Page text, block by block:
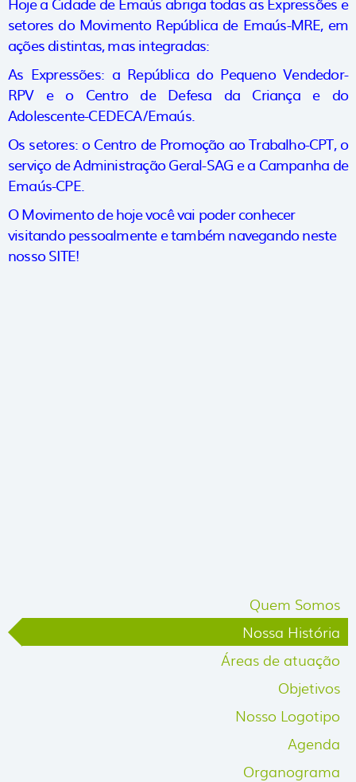
setores do Movimento República de Emaús-MRE, em
ações distintas, mas integradas:
As Expressões: a República do Pequeno Vendedor-
RPV e o Centro de Defesa da Criança e do
Adolescente-CEDECA/Emaús.
Os setores: o Centro de Promoção ao Trabalho-CPT, o
serviço de Administração Geral-SAG e a Campanha de
Emaús-CPE.
O Movimento de hoje você vai poder conhecer
visitando pessoalmente e também navegando neste
nosso SITE!
Quem Somos
Nossa História
Áreas de atuação
Objetivos
Nosso Logotipo
Agenda
Organograma